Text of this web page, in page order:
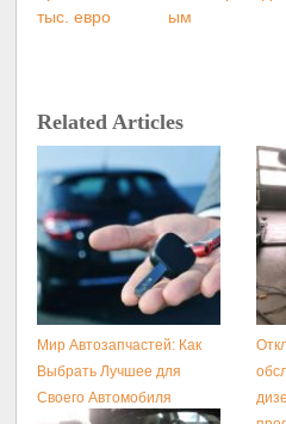
тыс. евро
ым
Related Articles
Мир Автозапчастей: Как
Выбрать Лучшее для
Своего Автомобиля